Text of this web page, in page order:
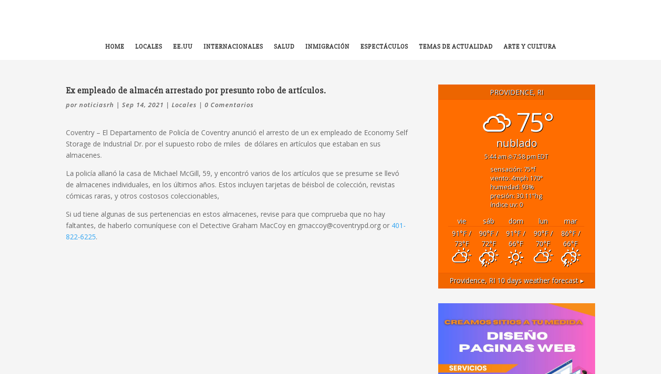
HOME LOCALES EE.UU INTERNACIONALES SALUD INMIGRACIÓN ESPECTÁCULOS TEMAS DE ACTUALIDAD ARTE Y CULTURA
Ex empleado de almacén arrestado por presunto robo de artículos.
pornoticiasrh |Sep 14, 2021 |Locales |0 Comentarios
Coventry – El Departamento de Policía de Coventry anunció el arresto de un ex empleado de Economy Self
Storage de Industrial Dr. por el supuesto robo de miles de dólares en artículos que estaban en sus
almacenes.
La policía allanó la casa de Michael McGill, 59, y encontró varios de los artículos que se presume se llevó
de almacenes individuales, en los últimos años. Estos incluyen tarjetas de béisbol de colección, revistas
cómicas raras, y otros costosos coleccionables,
Si ud tiene algunas de sus pertenencias en estos almacenes, revise para que comprueba que no hay
faltantes, de haberlo comuníquese con el Detective Graham MacCoy en gmaccoy@coventrypd.org or 401-
822-6225.
PROVIDENCE, RI
75°
nublado
5:44 am 7:58 pm EDT
sensación: 75°f
viento: 4mph170°
humedad: 93%
presión: 30.11"hg
índice uv: 0
vie sáb dom lun
mar
91°F/
73°F
90°F/
72°F
91°F/
66°F
90°F/
70°F
86°F/
66°F
Providence, RI10 days weather forecast ▸